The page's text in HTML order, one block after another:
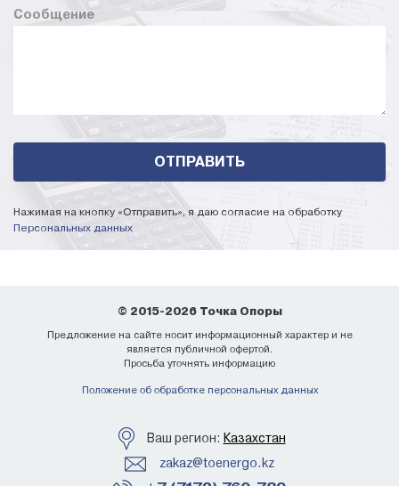
Сообщение
Нажимая на кнопку «Отправить», я даю согласие на обработку
Персональных данных
© 2015-2026 Точка Опоры
Предложение на сайте носит информационный характер и не
является публичной офертой.
Просьба уточнять информацию
Положение об обработке персональных данных
Ваш регион: Казахстан
zakaz@toenergo.kz